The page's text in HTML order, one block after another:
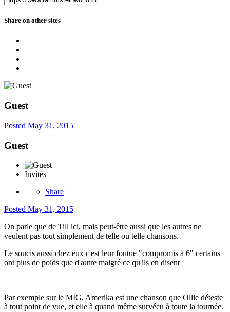
Share on other sites
Guest
Posted May 31, 2015
Guest
Invités
Share
Posted May 31, 2015
On parle que de Till ici, mais peut-être aussi que les autres ne
veulent pas tout simplement de telle ou telle chansons.
Le soucis aussi chez eux c'est leur foutue "compromis à 6" certains
ont plus de poids que d'autre malgré ce qu'ils en disent
Par exemple sur le MIG, Amerika est une chanson que Ollie déteste
à tout point de vue, et elle à quand même survécu à toute la tournée.